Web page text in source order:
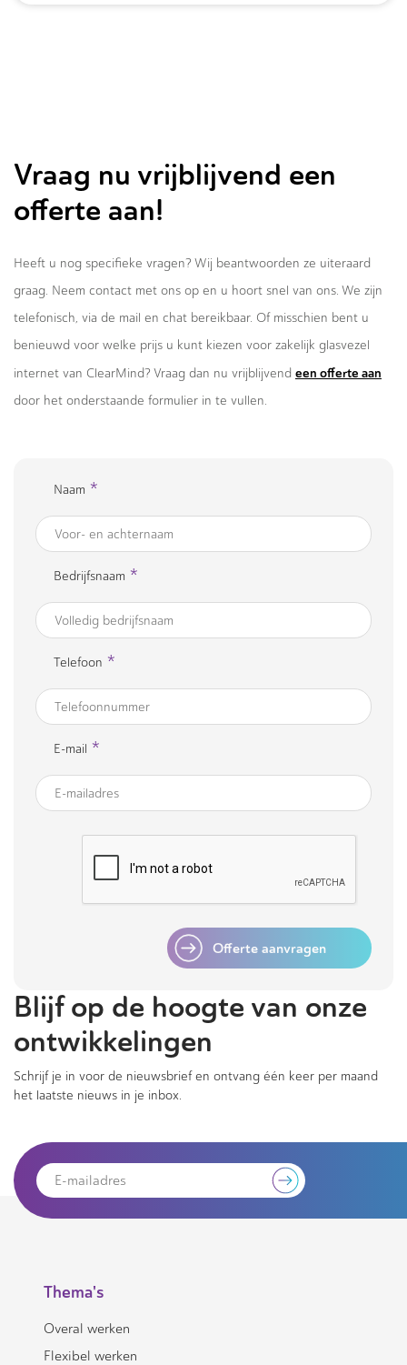
Vraag nu vrijblijvend een
offerte aan!
Heeft u nog specifieke vragen? Wij beantwoorden ze uiteraard
graag. Neem contact met ons op en u hoort snel van ons. We zijn
telefonisch, via de mail en chat bereikbaar. Of misschien bent u
benieuwd voor welke prijs u kunt kiezen voor zakelijk glasvezel
internet van ClearMind? Vraag dan nu vrijblijvend een offerte aan
door het onderstaande formulier in te vullen.
Naam *
Bedrijfsnaam *
Telefoon *
E-mail *
Offerte aanvragen
Blijf op de hoogte van onze
ontwikkelingen
Schrijf je in voor de nieuwsbrief en ontvang één keer per maand
het laatste nieuws in je inbox.
Thema's
Overal werken
Flexibel werken